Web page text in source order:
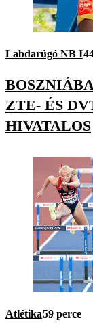
Labdarúgó NB I
ZTE- ÉS
HIVATALOS
Atlétika59 perce